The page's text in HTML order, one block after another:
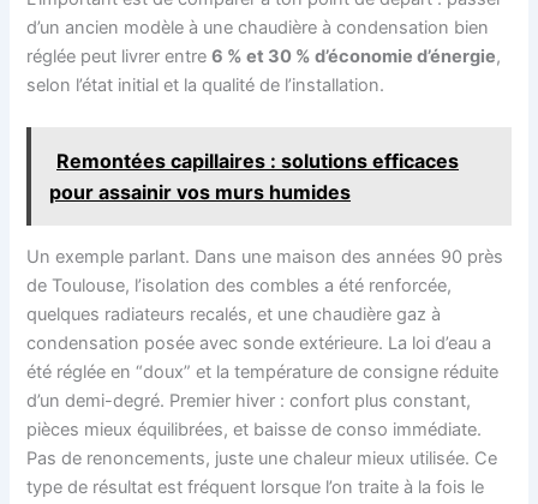
d’un ancien modèle à une chaudière à condensation bien
réglée peut livrer entre6 % et 30 % d’économie d’énergie,
selon l’état initial et la qualité de l’installation.
Remontées capillaires : solutions efficaces
pour assainir vos murs humides
Un exemple parlant. Dans une maison des années 90 près
de Toulouse, l’isolation des combles a été renforcée,
quelques radiateurs recalés, et une chaudière gaz à
condensation posée avec sonde extérieure. La loi d’eau a
été réglée en “doux” et la température de consigne réduite
d’un demi-degré. Premier hiver : confort plus constant,
pièces mieux équilibrées, et baisse de conso immédiate.
Pas de renoncements, juste une chaleur mieux utilisée. Ce
type de résultat est fréquent lorsque l’on traite à la fois le